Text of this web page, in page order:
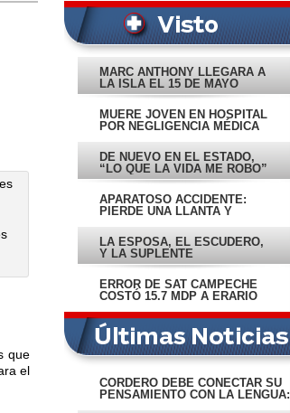
que
el
MARC ANTHONY LLEGARÁ A
LA ISLA EL 15 DE MAYO
MUERE JOVEN EN HOSPITAL
POR NEGLIGENCIA MÉDICA
DE NUEVO EN EL ESTADO,
“LO QUE LA VIDA ME ROBO”
APARATOSO ACCIDENTE:
PIERDE UNA LLANTA Y
LA ESPOSA, EL ESCUDERO,
Y LA SUPLENTE
ERROR DE SAT CAMPECHE
COSTÓ 15.7 MDP A ERARIO
CORDERO DEBE CONECTAR SU
PENSAMIENTO CON LA LENGUA: